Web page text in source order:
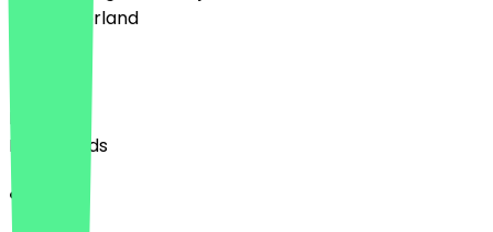
🇳🇱 Nederland
English
Nederlands
Over